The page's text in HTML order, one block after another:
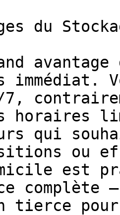
du
immédiat.
horaires
qui
ou
est
complète
pour